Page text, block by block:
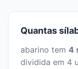
Quantas
abarino tem 4
dividida em 4